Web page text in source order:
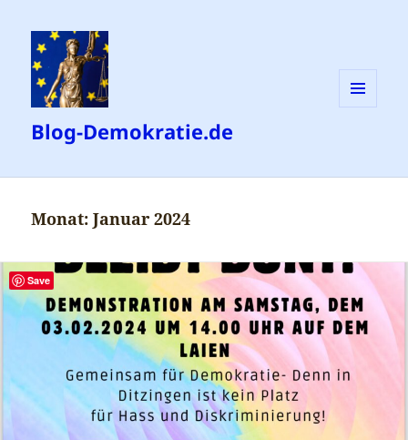
Blog-Demokratie.de
Monat:Januar 2024
Save